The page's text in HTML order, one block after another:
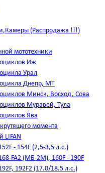
(Распродажа !!!)
мототехники
Иж
Урал
Днепр, МТ
Минск, Восход, Сова
Муравей, Тула
Ява
момента
LIFAN
- 154F (2,5-3,5 л.с.)
FA2 (МБ-2М), 160F - 190F
192F2 (17.0/18.5 л.с.)